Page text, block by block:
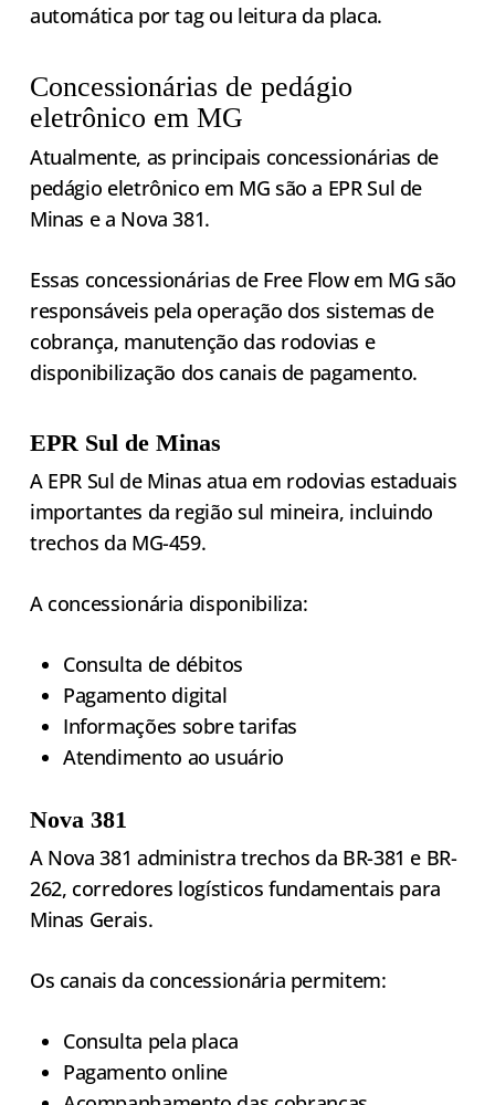
automática por tag ou leitura da placa.
Concessionárias de pedágio
eletrônico em MG
Atualmente, as principais concessionárias de
pedágio eletrônico em MG são a EPR Sul de
Minas e a Nova 381.
Essas concessionárias de Free Flow em MG são
responsáveis pela operação dos sistemas de
cobrança, manutenção das rodovias e
disponibilização dos canais de pagamento.
EPR Sul de Minas
A EPR Sul de Minas atua em rodovias estaduais
importantes da região sul mineira, incluindo
trechos da MG-459.
A concessionária disponibiliza:
Consulta de débitos
Pagamento digital
Informações sobre tarifas
Atendimento ao usuário
Nova 381
A Nova 381 administra trechos da BR-381 e BR-
262, corredores logísticos fundamentais para
Minas Gerais.
Os canais da concessionária permitem:
Consulta pela placa
Pagamento online